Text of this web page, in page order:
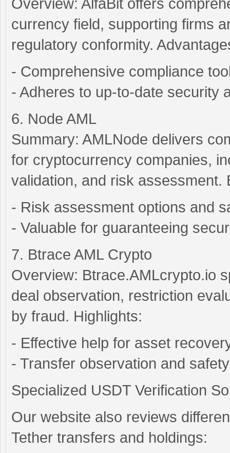
Overview: AlfaBit offers
currency field, supporting firms
regulatory conformity.
- Comprehensive compliance
- Adheres to up-to-date security
6. Node AML
Summary: AMLNode delivers
for cryptocurrency companies,
validation, and risk assessment.
- Risk assessment options and
- Valuable for guaranteeing
7. Btrace AML Crypto
Overview: Btrace.AMLcrypto.io
deal observation, restriction
by fraud. Highlights:
- Effective help for asset
- Transfer observation and
Specialized USDT Verification
Our website also reviews
Tether transfers and holdings: